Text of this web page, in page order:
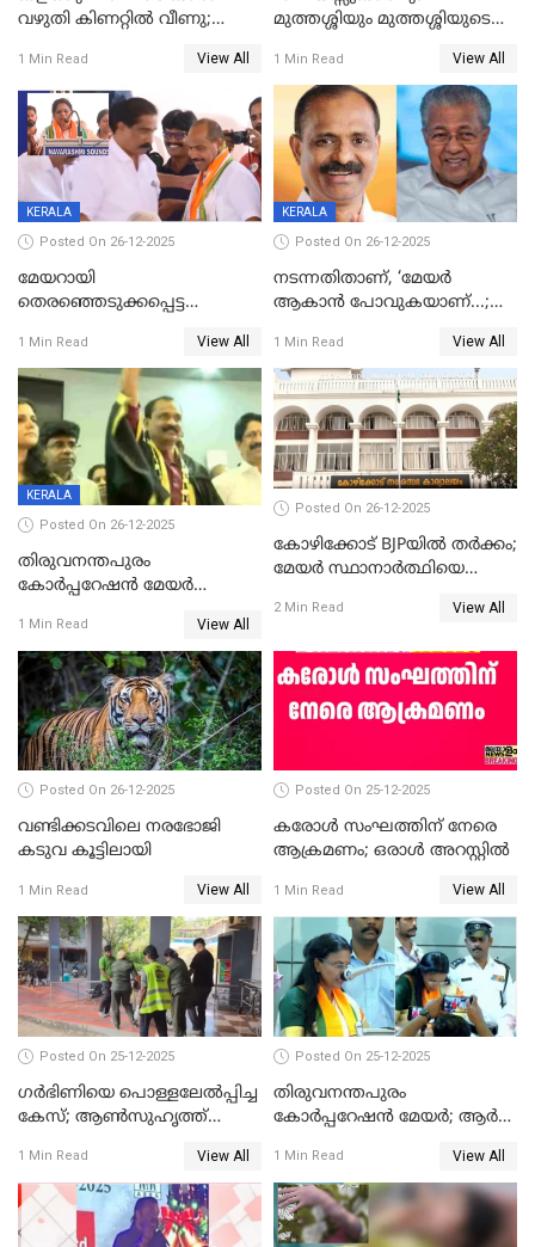
വഴുതി കിണറ്റിൽ വീണു;
ദാരുണാന്ത്യം
1 Min Read View All
മുത്തശ്ശിയും മുത്തശ്ശിയുടെ
മരിച്ചനിലയിൽ
1 Min Read View All
KERALA
Posted On 26-12-2025
മേയറായി
തെരഞ്ഞെടുക്കപ്പെട്ട
ആദ്യ വോട്ട് അസാധു; കണ്ണൂർ
ഡെപ്യൂട്ടി മേയർ സ്ഥാനത്ത്
താഹിറിന് വിജയം
1 Min Read View All
KERALA
Posted On 26-12-2025
നടന്നതിതാണ്, ‘മേയർ
ആകാൻ പോവുകയാണ്...;
മുഖ്യമന്ത്രിയുടെ ഓഫീസ്
തന്നെ വിശദീകരിയ്ക്കുന്നു;
സത്യമിതാണ്
1 Min Read View All
KERALA
Posted On 26-12-2025
തിരുവനന്തപുരം
കോര്‍പ്പറേഷന്‍ മേയര്‍
ഹൈക്കോടതിയിലേക്ക്;
സത്യപ്രതിജ്ഞ ചടങ്ങില്‍
ചട്ടലംഘനമെന്ന് പാർട്ടി
1 Min Read View All
Posted On 26-12-2025
കോഴിക്കോട് BJPയിൽ തർക്കം;
മേയർ സ്ഥാനാർത്ഥിയെ
2 Min Read View All
Posted On 26-12-2025
വണ്ടിക്കടവിലെ നരഭോജി
കടുവ കൂട്ടിലായി
1 Min Read View All
Posted On 25-12-2025
കരോള്‍ സംഘത്തിന് നേരെ
ആക്രമണം; ഒരാള്‍ അറസ്റ്റില്‍
1 Min Read View All
Posted On 25-12-2025
ഗര്‍ഭിണിയെ പൊള്ളലേല്‍പ്പിച്ച
കേസ്; ആണ്‍സുഹൃത്ത്
1 Min Read View All
Posted On 25-12-2025
തിരുവനന്തപുരം
കോര്‍പ്പറേഷന്‍ മേയർ; ആര്‍
1 Min Read View All